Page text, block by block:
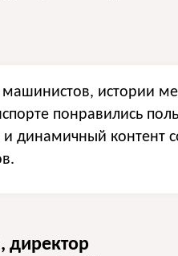
машинистов, истории
понравились
динамичный контент
директор